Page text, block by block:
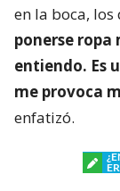
en la boca,
ponerse ropa
entiendo. Es
me provoca
enfatizó.